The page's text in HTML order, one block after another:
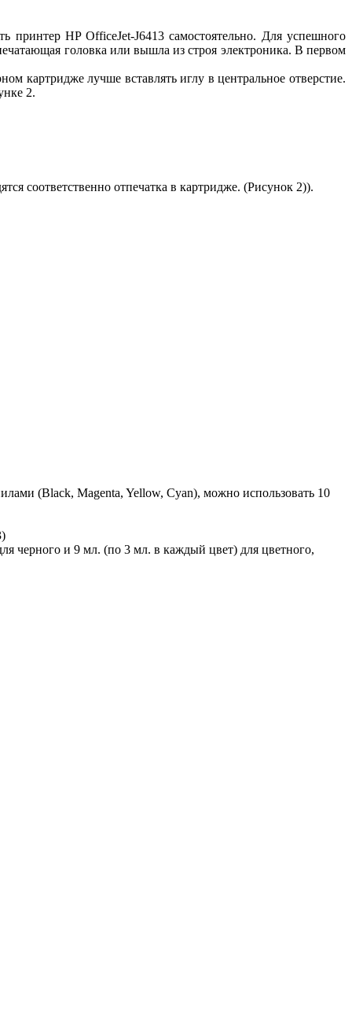
HP OfficeJet-J6413 самостоятельно. Для успешного
головка или вышла из строя электроника. В первом
картридже лучше вставлять иглу в центральное отверстие.
2.
соответственно отпечатка в картридже. (Рисунок 2)).
(Black, Magenta, Yellow, Cyan), можно использовать 10
черного и 9 мл. (по 3 мл. в каждый цвет) для цветного,